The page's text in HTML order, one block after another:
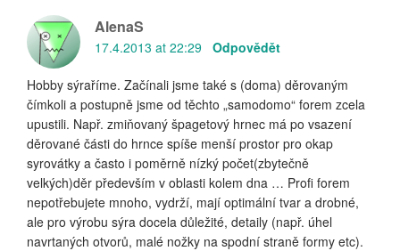
AlenaS
17.4.2013 at 22:29 Odpovědět
Hobby sýraříme. Začínali jsme také s (doma) děrovaným
čímkoli a postupně jsme od těchto „samodomo“ forem zcela
upustili. Např. zmiňovaný špagetový hrnec má po vsazení
děrované části do hrnce spíše menší prostor pro okap
syrovátky a často i poměrně nízký počet(zbytečně
velkých)děr především v oblasti kolem dna … Profi forem
nepotřebujete mnoho, vydrží, mají optimální tvar a drobné,
ale pro výrobu sýra docela důležité, detaily (např. úhel
navrtaných otvorů, malé nožky na spodní straně formy etc).